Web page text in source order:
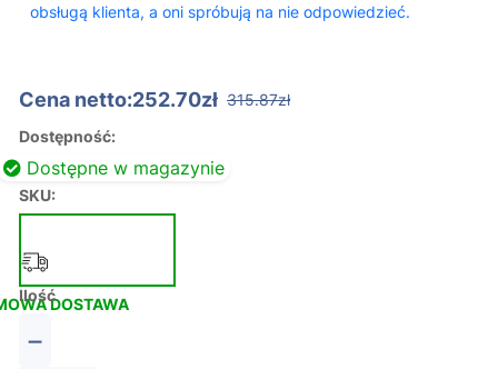
obsługą klienta, a oni spróbują na nie odpowiedzieć.
Cena netto:252.70zł 315.87zł
Dostępność:
Dostępne w magazynie
SKU:
DOSTAWA
Ilość
−